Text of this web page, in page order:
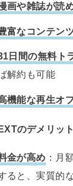
画や雑誌が読
富なコンテン
日間の無料ト
解約も可能
機能な再生オ
のデメリッ
金が高め ：月
ると、実質的